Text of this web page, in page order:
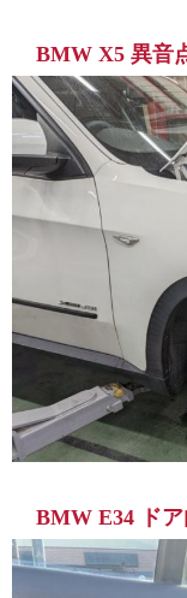
BMW X5 異音
BMW E34 ド